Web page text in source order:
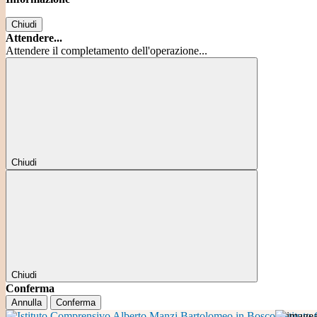
Chiudi
Attendere...
Attendere il completamento dell'operazione...
Chiudi
Chiudi
Conferma
Annulla Conferma